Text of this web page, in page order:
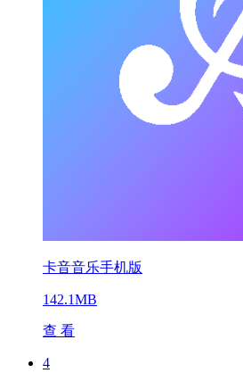
卡音音乐手机版
142.1MB
查 看
4